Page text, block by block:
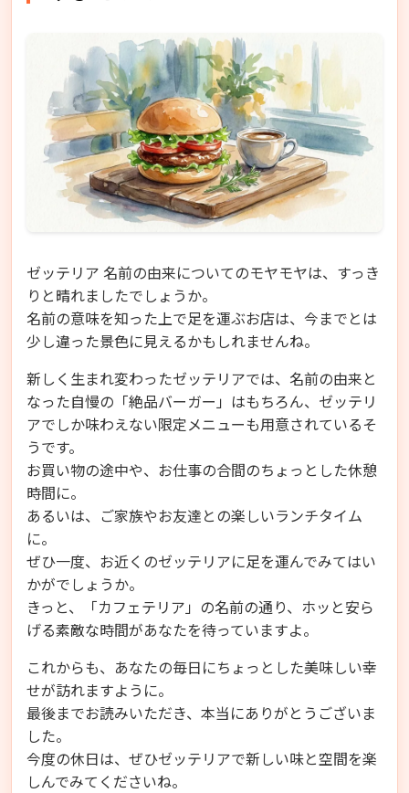
ゼッテリア 名前の由来についてのモヤモヤは、すっき
りと晴れましたでしょうか。
名前の意味を知った上で足を運ぶお店は、今までとは
少し違った景色に見えるかもしれませんね。
新しく生まれ変わったゼッテリアでは、名前の由来と
なった自慢の「絶品バーガー」はもちろん、ゼッテリ
アでしか味わえない限定メニューも用意されているそ
うです。
お買い物の途中や、お仕事の合間のちょっとした休憩
時間に。
あるいは、ご家族やお友達との楽しいランチタイム
に。
ぜひ一度、お近くのゼッテリアに足を運んでみてはい
かがでしょうか。
きっと、「カフェテリア」の名前の通り、ホッと安ら
げる素敵な時間があなたを待っていますよ。
これからも、あなたの毎日にちょっとした美味しい幸
せが訪れますように。
最後までお読みいただき、本当にありがとうございま
した。
今度の休日は、ぜひゼッテリアで新しい味と空間を楽
しんでみてくださいね。